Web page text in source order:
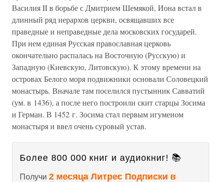
Василия II в борьбе с Дмитрием Шемякой, Иона встал в
длинный ряд иерархов церкви, освящавших все
праведные и неправедные дела московских государей.
При нем единая Русская православная церковь
окончательно распалась на Восточную (Русскую) и
Западную (Киевскую, Литовскую). К этому времени на
островах Белого моря подвижники основали Соловецкий
монастырь. Вначале там поселился пустынник Савватий
(ум. в 1436), а после него построили скит старцы Зосима
и Герман. В 1452 г. Зосима стал первым игуменом
монастыря и ввел очень суровый устав.
Более 800 000 книг и аудиокниг! 📚
Получи 2 месяца Литрес Подписки в